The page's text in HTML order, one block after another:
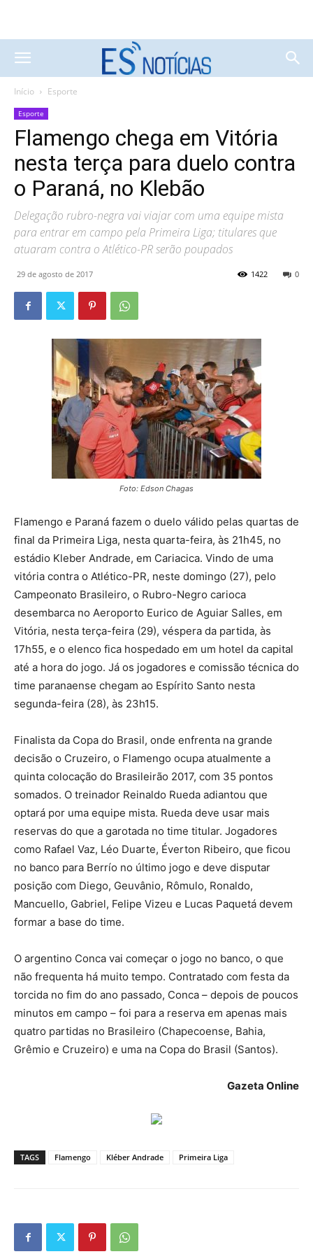
Início Esporte
Esporte
Flamengo chega em Vitória
nesta terça para duelo contra
o Paraná, no Klebão
Delegação rubro-negra vai viajar com uma equipe mista
para entrar em campo pela Primeira Liga; titulares que
atuaram contra o Atlético-PR serão poupados
29 de agosto de 2017 0
1422
Foto: Edson Chagas
Flamengo e Paraná fazem o duelo válido pelas quartas de
final da Primeira Liga, nesta quarta-feira, às 21h45, no
estádio Kleber Andrade, em Cariacica. Vindo de uma
vitória contra o Atlético-PR, neste domingo (27), pelo
Campeonato Brasileiro, o Rubro-Negro carioca
desembarca no Aeroporto Eurico de Aguiar Salles, em
Vitória, nesta terça-feira (29), véspera da partida, às
17h55, e o elenco fica hospedado em um hotel da capital
até a hora do jogo. Já os jogadores e comissão técnica do
time paranaense chegam ao Espírito Santo nesta
segunda-feira (28), às 23h15.
Finalista da Copa do Brasil, onde enfrenta na grande
decisão o Cruzeiro, o Flamengo ocupa atualmente a
quinta colocação do Brasileirão 2017, com 35 pontos
somados. O treinador Reinaldo Rueda adiantou que
optará por uma equipe mista. Rueda deve usar mais
reservas do que a garotada no time titular. Jogadores
como Rafael Vaz, Léo Duarte, Éverton Ribeiro, que ficou
no banco para Berrío no último jogo e deve disputar
posição com Diego, Geuvânio, Rômulo, Ronaldo,
Mancuello, Gabriel, Felipe Vizeu e Lucas Paquetá devem
formar a base do time.
O argentino Conca vai começar o jogo no banco, o que
não frequenta há muito tempo. Contratado com festa da
torcida no fim do ano passado, Conca – depois de poucos
minutos em campo – foi para a reserva em apenas mais
quatro partidas no Brasileiro (Chapecoense, Bahia,
Grêmio e Cruzeiro) e uma na Copa do Brasil (Santos).
Gazeta Online
TAGS Flamengo Kléber Andrade Primeira Liga